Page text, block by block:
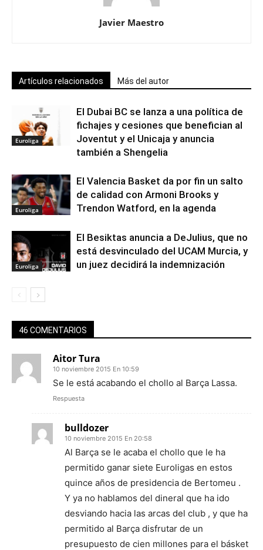
Javier Maestro
Artículos relacionados Más del autor
Euroliga
El Dubai BC se lanza a una política de
fichajes y cesiones que benefician al
Joventut y el Unicaja y anuncia
también a Shengelia
Euroliga
El Valencia Basket da por fin un salto
de calidad con Armoni Brooks y
Trendon Watford, en la agenda
Euroliga
El Besiktas anuncia a DeJulius, que no
está desvinculado del UCAM Murcia, y
un juez decidirá la indemnización
46 COMENTARIOS
Aitor Tura
10 noviembre 2015 En 10:59
Se le está acabando el chollo al Barça Lassa.
Respuesta
bulldozer
10 noviembre 2015 En 20:58
Al Barça se le acaba el chollo que le ha
permitido ganar siete Euroligas en estos
quince años de presidencia de Bertomeu .
Y ya no hablamos del dineral que ha ido
desviando hacia las arcas del club , y que ha
permitido al Barça disfrutar de un
presupuesto de cien millones para el básket